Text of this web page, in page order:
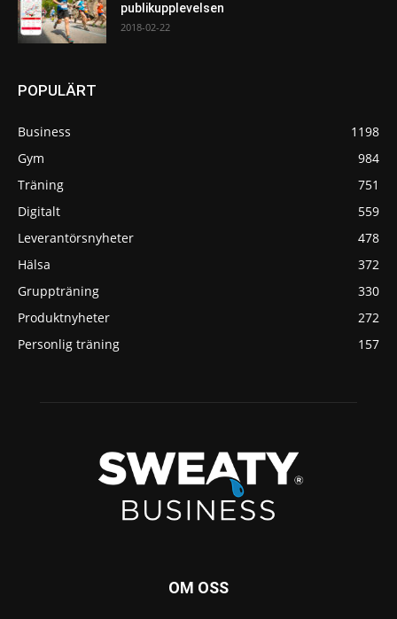
publikupplevelsen
2018-02-22
POPULÄRT
Business
1198
Gym
984
Träning
751
Digitalt
559
Leverantörsnyheter
478
Hälsa
372
Gruppträning
330
Produktnyheter
272
Personlig träning
157
OM OSS